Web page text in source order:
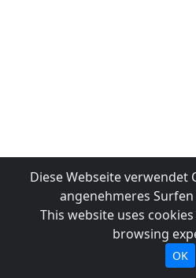
Diese Webseite verwendet
angenehmeres
This website uses
browsing
OK